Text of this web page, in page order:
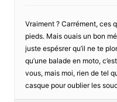
Vraiment ? Carrément, ces
pieds. Mais ouais un bon
juste espésrer qu’il ne te
qu’une balade en moto,
vous, mais moi, rien de tel
casque pour oublier les